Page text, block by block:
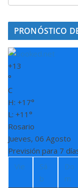
PRONÓSTICO
+13
°
C
H: +17°
L: +11°
Rosario
Jueves, 06 Agosto
Previsión para 7
Vie
Sá
b
Do
m